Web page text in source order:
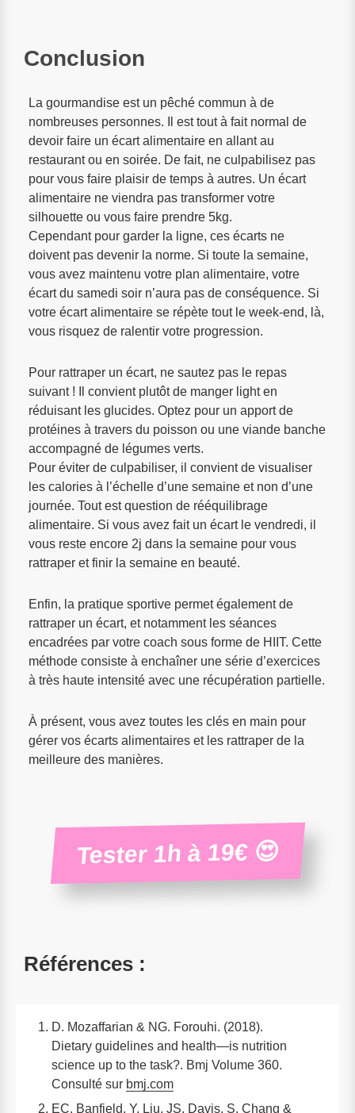
Conclusion
La gourmandise est un pêché commun à de
nombreuses personnes. Il est tout à fait normal de
devoir faire un écart alimentaire en allant au
restaurant ou en soirée. De fait, ne culpabilisez pas
pour vous faire plaisir de temps à autres. Un écart
alimentaire ne viendra pas transformer votre
silhouette ou vous faire prendre 5kg.
Cependant pour garder la ligne, ces écarts ne
doivent pas devenir la norme. Si toute la semaine,
vous avez maintenu votre plan alimentaire, votre
écart du samedi soir n’aura pas de conséquence. Si
votre écart alimentaire se répète tout le week-end, là,
vous risquez de ralentir votre progression.
Pour rattraper un écart, ne sautez pas le repas
suivant ! Il convient plutôt de manger light en
réduisant les glucides. Optez pour un apport de
protéines à travers du poisson ou une viande banche
accompagné de légumes verts.
Pour éviter de culpabiliser, il convient de visualiser
les calories à l’échelle d’une semaine et non d’une
journée. Tout est question de rééquilibrage
alimentaire. Si vous avez fait un écart le vendredi, il
vous reste encore 2j dans la semaine pour vous
rattraper et finir la semaine en beauté.
Enfin, la pratique sportive permet également de
rattraper un écart, et notamment les séances
encadrées par votre coach sous forme de HIIT. Cette
méthode consiste à enchaîner une série d’exercices
à très haute intensité avec une récupération partielle.
À présent, vous avez toutes les clés en main pour
gérer vos écarts alimentaires et les rattraper de la
meilleure des manières.
Tester 1h à 19€ 😍
Références :
D. Mozaffarian & NG. Forouhi. (2018).
Dietary guidelines and health—is nutrition
science up to the task?. Bmj Volume 360.
Consulté sur bmj.com
EC. Banfield, Y. Liu, JS. Davis, S. Chang &